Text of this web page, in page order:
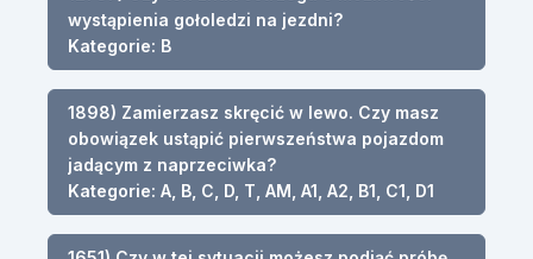
wystąpienia gołoledzi na jezdni?
Kategorie: B
1898) Zamierzasz skręcić w lewo. Czy masz
obowiązek ustąpić pierwszeństwa pojazdom
jadącym z naprzeciwka?
Kategorie: A, B, C, D, T, AM, A1, A2, B1, C1, D1